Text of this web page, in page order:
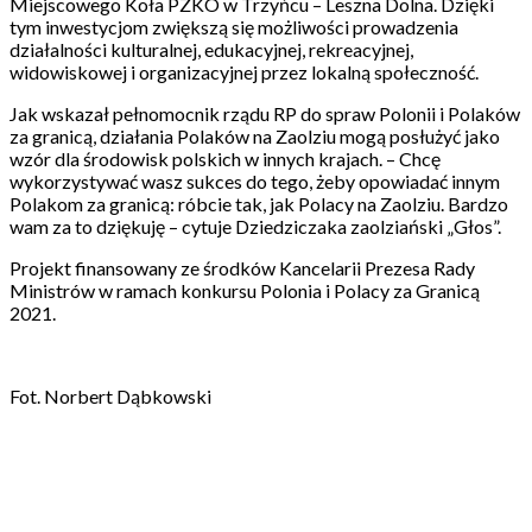
tym inwestycjom zwiększą się możliwości prowadzenia
działalności kulturalnej, edukacyjnej, rekreacyjnej,
widowiskowej i organizacyjnej przez lokalną społeczność.
Jak wskazał pełnomocnik rządu RP do spraw Polonii i Polaków
za granicą, działania Polaków na Zaolziu mogą posłużyć jako
wzór dla środowisk polskich w innych krajach. – Chcę
wykorzystywać wasz sukces do tego, żeby opowiadać innym
Polakom za granicą: róbcie tak, jak Polacy na Zaolziu. Bardzo
wam za to dziękuję – cytuje Dziedziczaka zaolziański „Głos”.
Projekt finansowany ze środków Kancelarii Prezesa Rady
Ministrów w ramach konkursu Polonia i Polacy za Granicą
2021.
Fot. Norbert Dąbkowski